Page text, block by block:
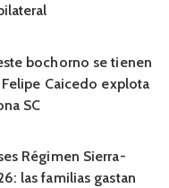
bochorno se tienen
Caicedo explota
SC
Régimen Sierra-
las familias gastan